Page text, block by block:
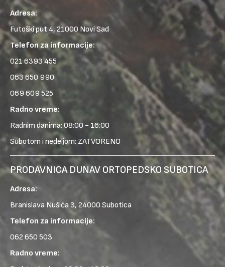
Adresa:
Futoški put 4, 21000 Novi Sad
Telefon za informacije:
021 6393 455
063 650 990
069 609 525
Radno vreme:
Radnim danima: 08:00 - 16:00
Subotom i nedeljom: ZATVORENO
PRODAVNICA DUNAV ORTOPEDSKO SUBOTICA
Adresa:
Branislava Nušića 3, 24000 Subotica
Telefon za informacije:
062 650 503
Radno vreme: